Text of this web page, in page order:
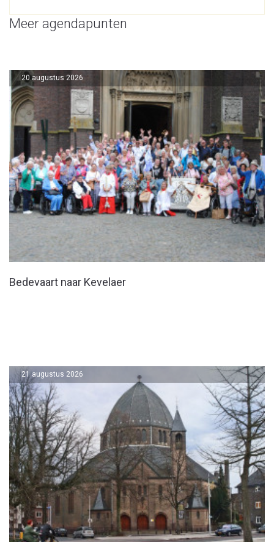
Meer agendapunten
Bedevaart naar Kevelaer
20 augustus 2026
21 augustus 2026